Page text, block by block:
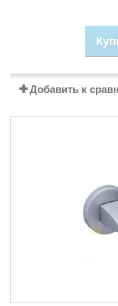
Добавить к